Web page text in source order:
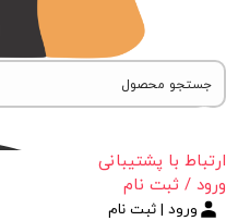
ارتباط با پشتیبانی
ورود / ثبت نام
ورود | ثبت نام